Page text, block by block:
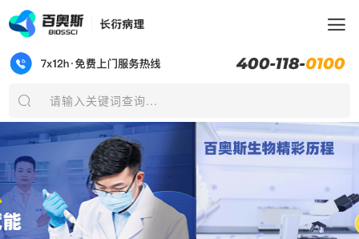
请输入关键词查询...